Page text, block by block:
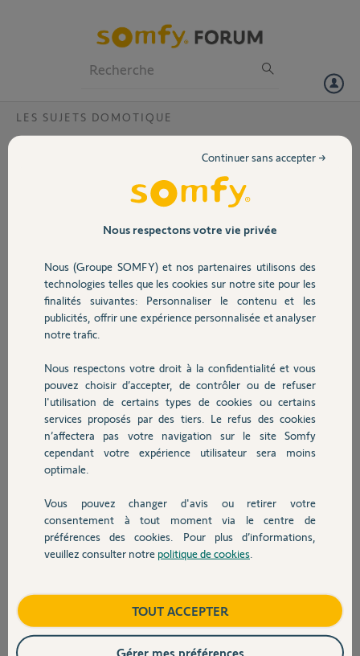
Volet
Sécurité
Domotique
Chauffage
Autres produits
Devis avec un pro
Contact
LES SUJETS DOMOTIQUE
Association de Thaoma V2 à Protexiom
Bonjour,
J'ai associé ma Tahoma
avec PROTEXIOM, dans
Tahoma dans les éléments
du système.
Par contre, dans Thaoma,
un appareil Alarme
quand je clique dessus ses
actions possible sont
grisées. Avez-vous une
idée de la provenance de ce problème ? Cordialement
il y a plus de 2 ans
Participer au fil de discussion
Réponses
Bonjour
Nous respectons votre vie privée
Nous (Groupe SOMFY) et nos partenaires utilisons des
technologies telles que les cookies sur notre site pour les
finalités suivantes: Personnaliser le contenu et les
publicités, offrir une expérience personnalisée et analyser
notre trafic.
Nous respectons votre droit à la confidentialité et vous
pouvez choisir d’accepter, de contrôler ou de refuser
l'utilisation de certains types de cookies ou certains
services proposés par des tiers. Le refus des cookies
n’affectera pas votre navigation sur le site Somfy
cependant votre expérience utilisateur sera moins
optimale.
Vous pouvez changer d'avis ou retirer votre
consentement à tout moment via le centre de
préférences des cookies. Pour plus d’informations,
veuillez consulter notre politique de cookies
Continuer sans accepter →
TOUT ACCEPTER
Gérer mes préférences